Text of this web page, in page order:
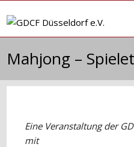
Inhalt
Mahjong –
Eine Veranstaltung der
mit